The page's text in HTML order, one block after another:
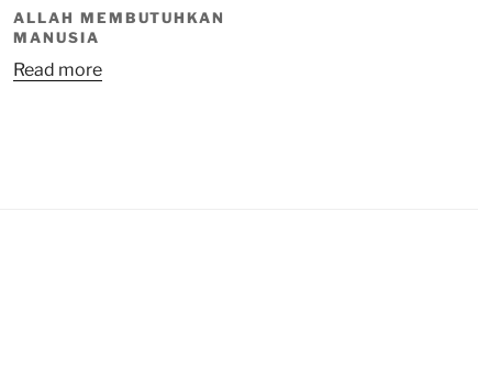
ALLAH MEMBUTUHKAN
MANUSIA
Read more